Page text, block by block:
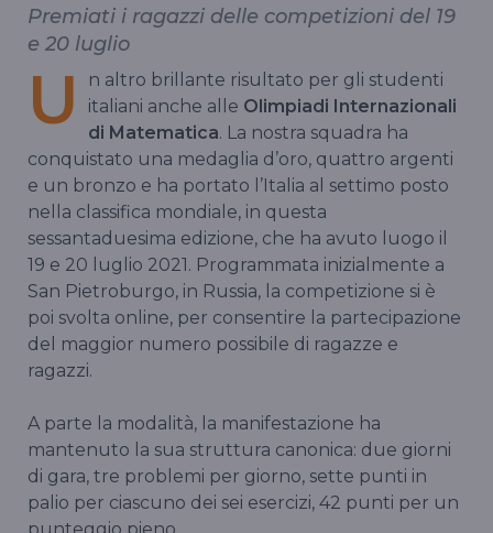
Premiati i ragazzi delle competizioni del 19
e 20 luglio
U
n altro brillante risultato per gli studenti
italiani anche alle Olimpiadi Internazionali
di Matematica. La nostra squadra ha
conquistato una medaglia d’oro, quattro argenti
e un bronzo e ha portato l’Italia al settimo posto
nella classifica mondiale, in questa
sessantaduesima edizione, che ha avuto luogo il
19 e 20 luglio 2021. Programmata inizialmente a
San Pietroburgo, in Russia, la competizione si è
poi svolta online, per consentire la partecipazione
del maggior numero possibile di ragazze e
ragazzi.
A parte la modalità, la manifestazione ha
mantenuto la sua struttura canonica: due giorni
di gara, tre problemi per giorno, sette punti in
palio per ciascuno dei sei esercizi, 42 punti per un